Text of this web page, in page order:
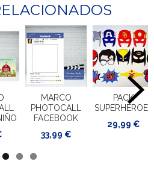
MARCO
PHOTOCALL
FACEBOOK
33,99 €
PACK
SUPERHÉROES
29,99 €